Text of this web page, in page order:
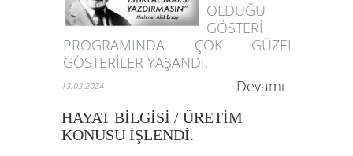
OLDUĞU
GÖSTERİ
PROGRAMINDA ÇOK GÜZEL
GÖSTERİLER YAŞANDI.
13.03.2024 Devamı
HAYAT BİLGİSİ / ÜRETİM
KONUSU İŞLENDİ.